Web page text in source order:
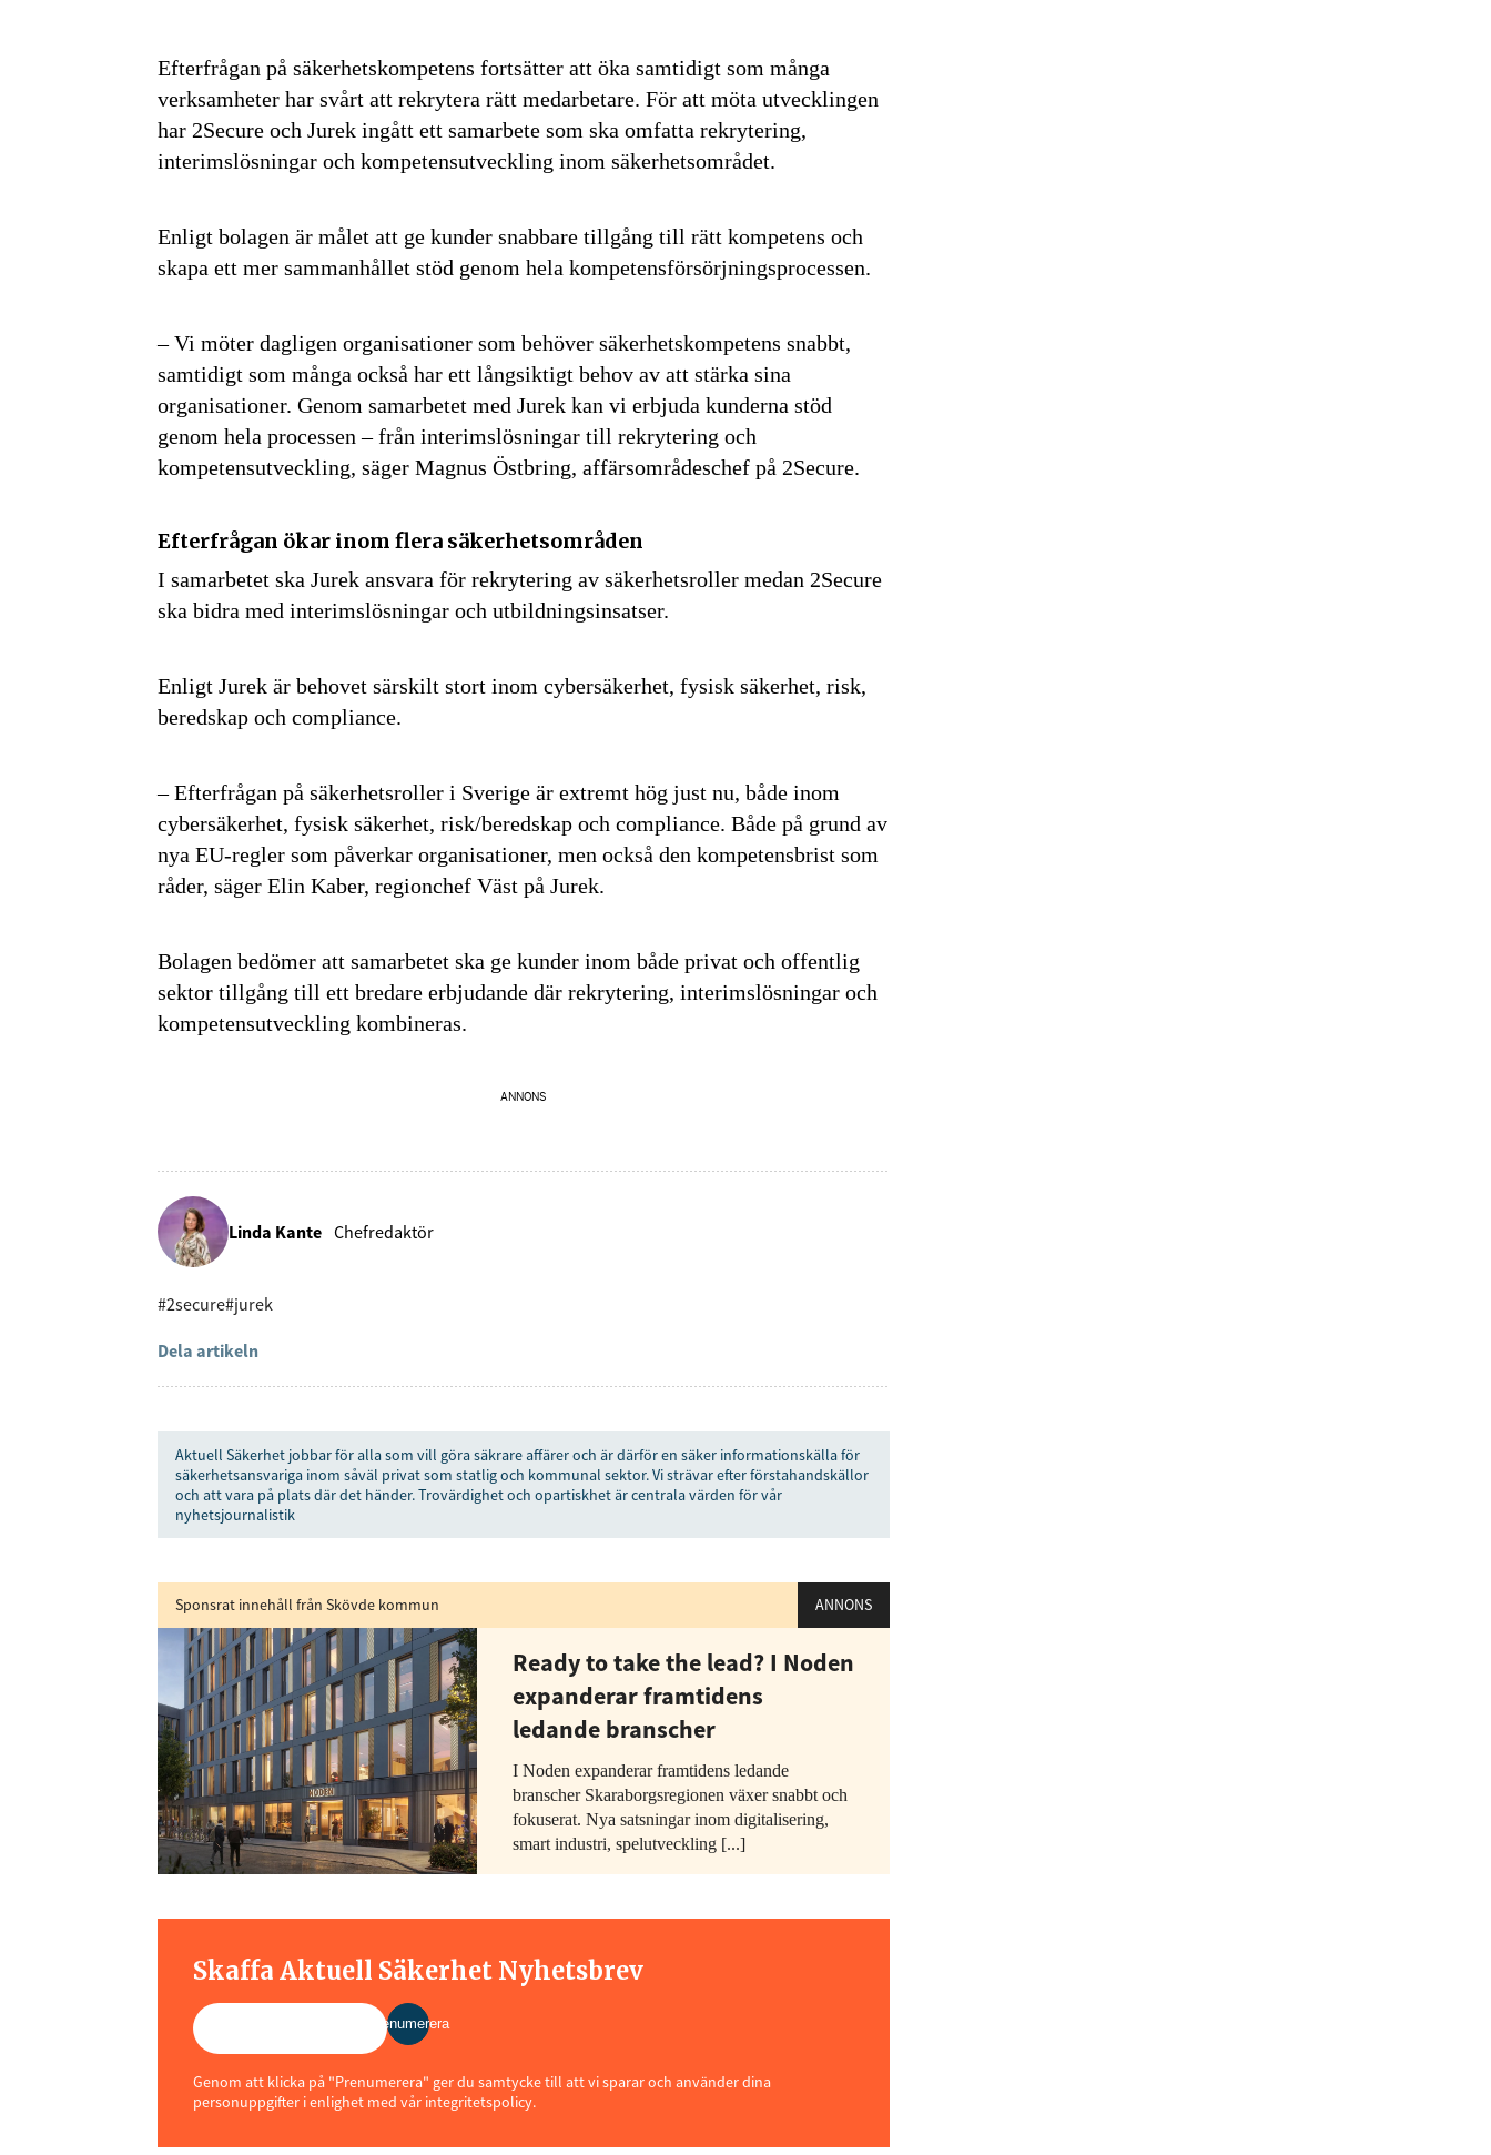
Efterfrågan på säkerhetskompetens fortsätter att öka samtidigt som många
verksamheter har svårt att rekrytera rätt medarbetare. För att möta utvecklingen
har 2Secure och Jurek ingått ett samarbete som ska omfatta rekrytering,
interimslösningar och kompetensutveckling inom säkerhetsområdet.
Enligt bolagen är målet att ge kunder snabbare tillgång till rätt kompetens och
skapa ett mer sammanhållet stöd genom hela kompetensförsörjningsprocessen.
– Vi möter dagligen organisationer som behöver säkerhetskompetens snabbt,
samtidigt som många också har ett långsiktigt behov av att stärka sina
organisationer. Genom samarbetet med Jurek kan vi erbjuda kunderna stöd
genom hela processen – från interimslösningar till rekrytering och
kompetensutveckling, säger Magnus Östbring, affärsområdeschef på 2Secure.
Efterfrågan ökar inom flera säkerhetsområden
I samarbetet ska Jurek ansvara för rekrytering av säkerhetsroller medan 2Secure
ska bidra med interimslösningar och utbildningsinsatser.
Enligt Jurek är behovet särskilt stort inom cybersäkerhet, fysisk säkerhet, risk,
beredskap och compliance.
– Efterfrågan på säkerhetsroller i Sverige är extremt hög just nu, både inom
cybersäkerhet, fysisk säkerhet, risk/beredskap och compliance. Både på grund av
nya EU-regler som påverkar organisationer, men också den kompetensbrist som
råder, säger Elin Kaber, regionchef Väst på Jurek.
Bolagen bedömer att samarbetet ska ge kunder inom både privat och offentlig
sektor tillgång till ett bredare erbjudande där rekrytering, interimslösningar och
kompetensutveckling kombineras.
ANNONS
Linda Kante Chefredaktör
#2secure#jurek
Dela artikeln
Aktuell Säkerhet jobbar för alla som vill göra säkrare affärer och är därför en säker informationskälla för
säkerhetsansvariga inom såväl privat som statlig och kommunal sektor. Vi strävar efter förstahandskällor
och att vara på plats där det händer. Trovärdighet och opartiskhet är centrala värden för vår
nyhetsjournalistik
Sponsrat innehåll från Skövde kommun ANNONS
Ready to take the lead? I Noden
expanderar framtidens
ledande branscher
I Noden expanderar framtidens ledande
branscher Skaraborgsregionen växer snabbt och
fokuserat. Nya satsningar inom digitalisering,
smart industri, spelutveckling [...]
Skaffa Aktuell Säkerhet Nyhetsbrev
Prenumerera
Genom att klicka på "Prenumerera" ger du samtycke till att vi sparar och använder dina
personuppgifter i enlighet med vår integritetspolicy.
Få den senaste
säkerhetsinformationen
först
Prenumerera
sparar och använder dina personuppgifter i enlighet med vår
integritetspolicy.